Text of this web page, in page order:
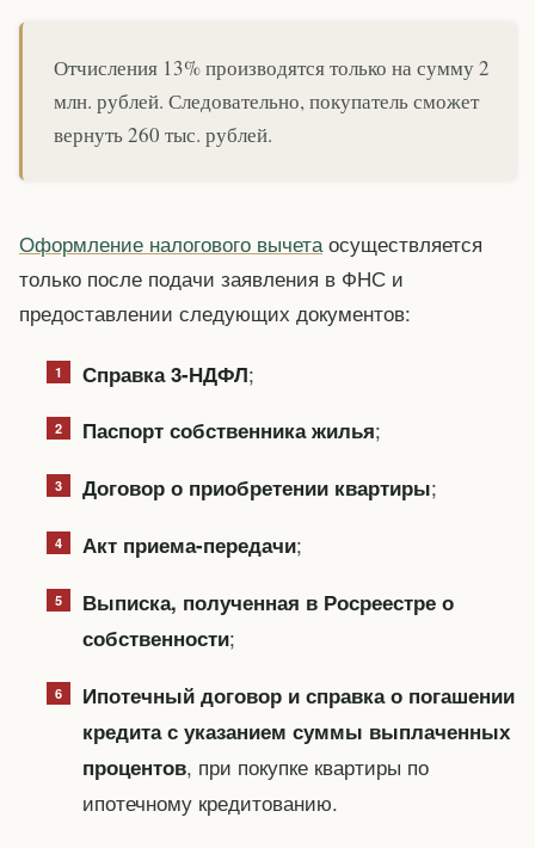
Отчисления 13% производятся только на сумму 2
млн. рублей. Следовательно, покупатель сможет
вернуть 260 тыс. рублей.
Оформление налогового вычета осуществляется
только после подачи заявления в ФНС и
предоставлении следующих документов:
Справка 3-НДФЛ;
Паспорт собственника жилья;
Договор о приобретении квартиры;
Акт приема-передачи;
Выписка, полученная в Росреестре о
собственности;
Ипотечный договор и справка о погашении
кредита с указанием суммы выплаченных
процентов, при покупке квартиры по
ипотечному кредитованию.